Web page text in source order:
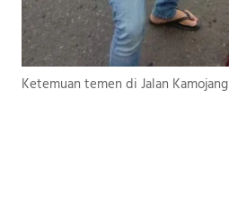
Ketemuan temen di Jalan Kamojang